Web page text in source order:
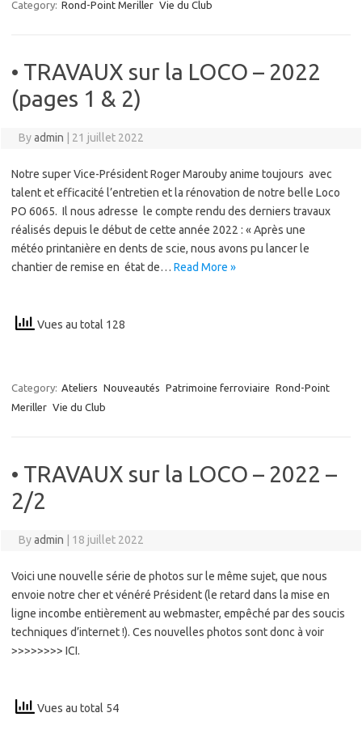
Category: Rond-Point Meriller Vie du Club
• TRAVAUX sur la LOCO – 2022
(pages 1 & 2)
Byadmin 21 juillet 2022
Notre super Vice-Président Roger Marouby anime toujours avec
talent et efficacité l’entretien et la rénovation de notre belle Loco
PO 6065. Il nous adresse le compte rendu des derniers travaux
réalisés depuis le début de cette année 2022 : « Après une
météo printanière en dents de scie, nous avons pu lancer le
chantier de remise en état de… Read More »
Vues au total 128
Category: Ateliers Nouveautés Patrimoine ferroviaire Rond-Point
Meriller Vie du Club
• TRAVAUX sur la LOCO – 2022 –
2/2
Byadmin 18 juillet 2022
Voici une nouvelle série de photos sur le même sujet, que nous
envoie notre cher et vénéré Président (le retard dans la mise en
ligne incombe entièrement au webmaster, empêché par des soucis
techniques d’internet !). Ces nouvelles photos sont donc à voir
>>>>>>>> ICI.
Vues au total 54